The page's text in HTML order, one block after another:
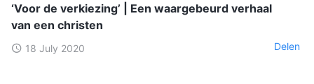
‘Voor de verkiezing’ | Een waargebeurd verhaal
van een christen
18 July 2020 Delen